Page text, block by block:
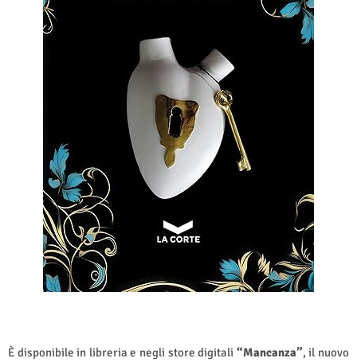
È disponibile in libreria e negli store digitali “Mancanza”, il nuovo